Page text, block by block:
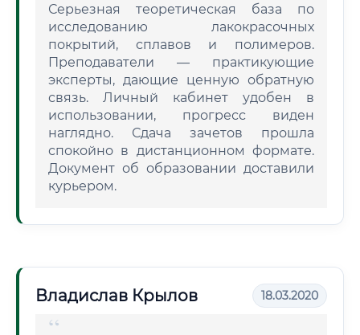
Серьезная теоретическая база по
исследованию лакокрасочных
покрытий, сплавов и полимеров.
Преподаватели — практикующие
эксперты, дающие ценную обратную
связь. Личный кабинет удобен в
использовании, прогресс виден
наглядно. Сдача зачетов прошла
спокойно в дистанционном формате.
Документ об образовании доставили
курьером.
Владислав Крылов 18.03.2020